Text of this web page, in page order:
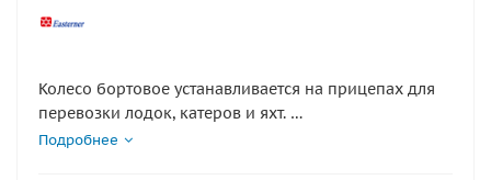
Колесо бортовое устанавливается на прицепах для
перевозки лодок, катеров и яхт.
Оно надежно удерживает судно при перевозке,
Подробнее